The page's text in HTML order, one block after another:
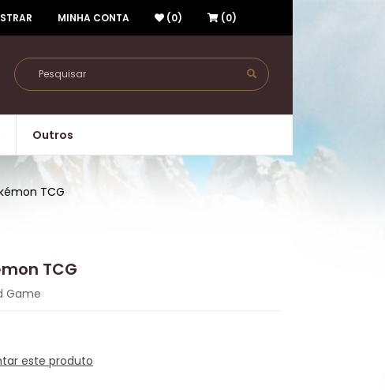
MINHA CONTA (0) (0)
Outros
TCG
TCG
Game
este produto